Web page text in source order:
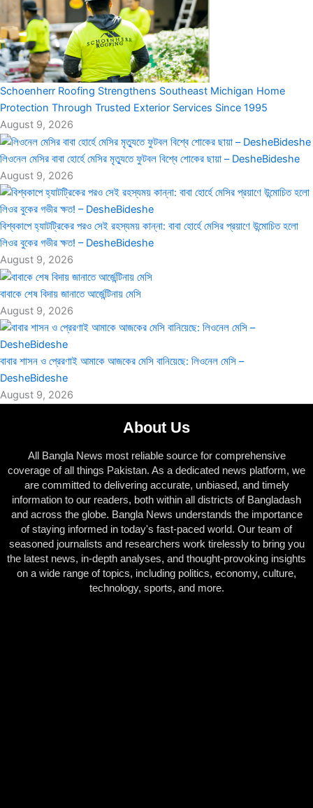
Schoenherr Roofing Strengthens Southeast Michigan Home
Protection Through Trusted Exterior Services Since 1995
August 9, 2026
লিওনেল মেসির বাবা হোর্হে মেসির মৃত্যুতে ফুটবল বিশ্বে শোকের ছায়া – DesheBideshe
August 9, 2026
বিশ্বকাপে হ্যাটট্রিকের পরও সেই রহস্যময় কান্না: বাবা হোর্হে মেসির প্রয়াণে উন্মোচিত হলো
লিওর বুকের গভীর ক্ষত! – DesheBideshe
August 9, 2026
বাবাকে শেষ বিদায় জানাতে আর্জেন্টিনায় মেসি
August 9, 2026
বাবার শাসন ও প্রেরণাই আমাকে আজকের মেসি বানিয়েছে: লিওনেল মেসি –
DesheBideshe
August 9, 2026
About Us
All Bangla News most reliable source for comprehensive
coverage of all things Pakistan. As a dedicated news platform, we
are committed to delivering accurate, unbiased, and timely
information to our readers, both within all districts of Bangladash
and across the globe. Bangla News understands the importance
of staying informed in today's fast-paced world. Our team of
seasoned journalists and researchers work tirelessly to bring you
the latest news, in-depth analyses, and thought-provoking insights
on a wide range of topics, including politics, economy, culture,
technology, sports, and more.